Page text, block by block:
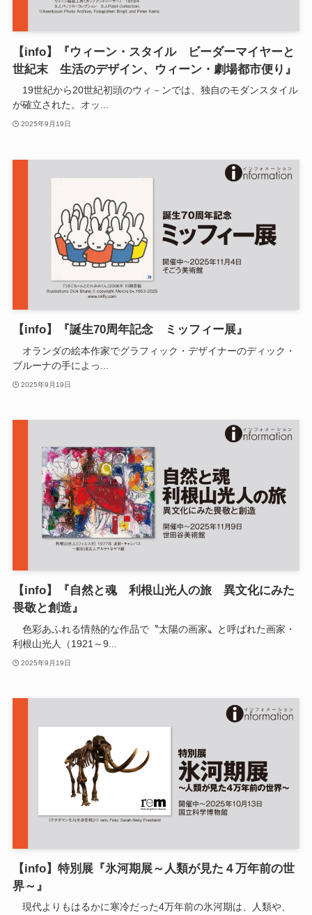
【info】『ウィーン・スタイル ビーダーマイヤーと
世紀末 生活のデザイン、ウィーン・劇場都市便り』
19世紀から20世紀初頭のウィ－ンでは、独自のモダンスタイル
が確立された。オッ...
2025年9月19日
【info】『誕生70周年記念 ミッフィー展』
オランダの絵本作家でグラフィック・デザイナーのディック・
ブルーナの手によっ...
2025年9月19日
【info】『自然と魂 利根山光人の旅 異文化にみた
畏敬と創造』
色彩あふれる情熱的な作品で〝太陽の画家〟と呼ばれた画家・
利根山光人（1921～9...
2025年9月19日
【info】特別展『氷河期展～人類が見た４万年前の世
界～』
現代よりもはるかに寒冷だった4万年前の氷河期は、人類や、